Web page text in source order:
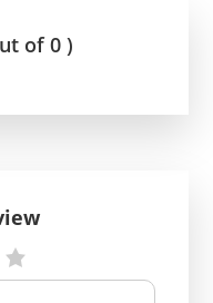
of 0 )